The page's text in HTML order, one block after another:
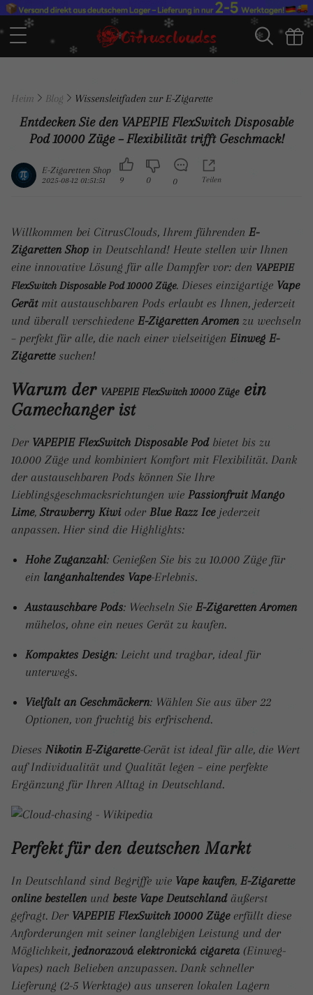
Heim Blog Wissensleitfaden zur E-Zigarette
Entdecken Sie den VAPEPIE FlexSwitch Disposable
Pod 10000 Züge – Flexibilität trifft Geschmack!
E-Zigaretten Shop
2025-08-12 01:51:51 9 0 0 Teilen
Willkommen bei CitrusClouds, Ihrem führenden E-
Zigaretten Shop in Deutschland! Heute stellen wir Ihnen
eine innovative Lösung für alle Dampfer vor: den VAPEPIE
FlexSwitch Disposable Pod 10000 Züge. Dieses einzigartige Vape
Gerätmit austauschbaren Pods erlaubt es Ihnen, jederzeit
und überall verschiedene E-Zigaretten Aromen zu wechseln
– perfekt für alle, die nach einer vielseitigen Einweg E-
Zigarettesuchen!
Warum der VAPEPIE FlexSwitch 10000 Zügeein
Gamechanger ist
Der VAPEPIE FlexSwitch Disposable Podbietet bis zu
10.000 Züge und kombiniert Komfort mit Flexibilität. Dank
der austauschbaren Pods können Sie Ihre
Lieblingsgeschmacksrichtungen wie Passionfruit Mango
Lime, Strawberry Kiwioder Blue Razz Icejederzeit
anpassen. Hier sind die Highlights:
Hohe Zuganzahl: Genießen Sie bis zu 10.000 Züge für
ein langanhaltendes Vape-Erlebnis.
Austauschbare Pods: Wechseln Sie E-Zigaretten Aromen
mühelos, ohne ein neues Gerät zu kaufen.
Kompaktes Design: Leicht und tragbar, ideal für
unterwegs.
Vielfalt an Geschmäckern: Wählen Sie aus über 22
Optionen, von fruchtig bis erfrischend.
Dieses Nikotin E-Zigarette-Gerät ist ideal für alle, die Wert
auf Individualität und Qualität legen – eine perfekte
Ergänzung für Ihren Alltag in Deutschland.
Perfekt für den deutschen Markt
In Deutschland sind Begriffe wie Vape kaufen, E-Zigarette
online bestellen und beste Vape Deutschlandäußerst
gefragt. Der VAPEPIE FlexSwitch 10000 Zügeerfüllt diese
Anforderungen mit seiner langlebigen Leistung und der
Möglichkeit, jednorazová elektronická cigareta (Einweg-
Vapes) nach Belieben anzupassen. Dank schneller
Lieferung (2-5 Werktage) aus unseren lokalen Lagern